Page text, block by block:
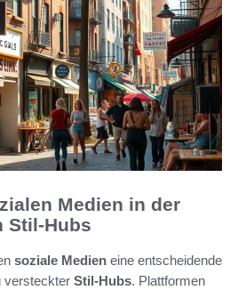
Medien in der
Stil-Hubs
soziale Medien eine entscheidende
versteckter Stil-Hubs. Plattformen